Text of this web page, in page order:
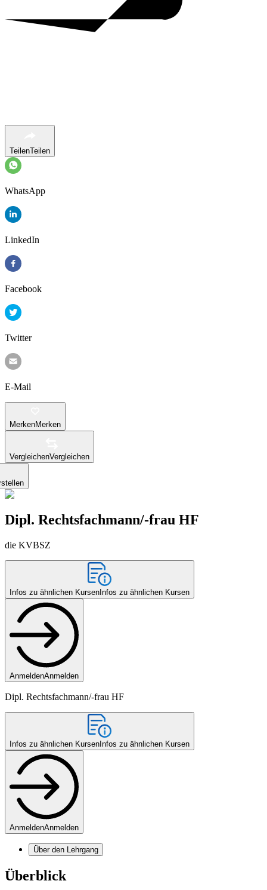
TeilenTeilen
WhatsApp
LinkedIn
Facebook
Twitter
E-Mail
MerkenMerken
VergleichenVergleichen
Dipl. Rechtsfachmann/-frau HF
die KVBSZ
Infos zu ähnlichen Kursen Infos zu ähnlichen Kursen
AnmeldenAnmelden
Dipl. Rechtsfachmann/-frau HF
Infos zu ähnlichen Kursen Infos zu ähnlichen Kursen
AnmeldenAnmelden
Über den Lehrgang
Überblick